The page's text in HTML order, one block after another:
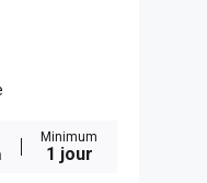
Minimum
1 jour